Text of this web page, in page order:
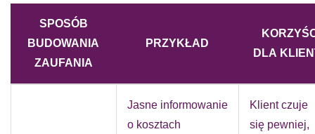
SPOSÓB
BUDOWANIA
ZAUFANIA
PRZYKŁAD
DLA
Jasne informowanie
o kosztach
Klient czuje
się pewniej,